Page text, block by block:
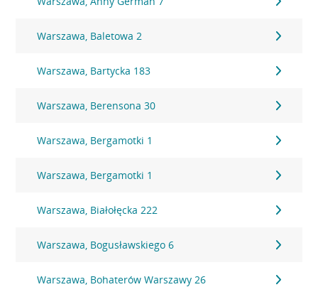
Warszawa, Baletowa 2
Warszawa, Bartycka 183
Warszawa, Berensona 30
Warszawa, Bergamotki 1
Warszawa, Bergamotki 1
Warszawa, Białołęcka 222
Warszawa, Bogusławskiego 6
Warszawa, Bohaterów Warszawy 26